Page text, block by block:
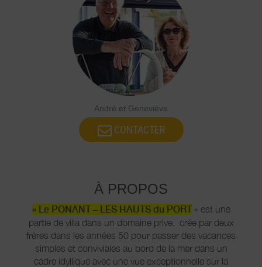
André et Geneviéve
CONTACTER
À PROPOS
« Le PONANT – LES HAUTS du PORT» est une
partie de villa dans un domaine prive, crée par deux
frères dans les années 50 pour passer des vacances
simples et conviviales au bord de la mer dans un
cadre idyllique avec une vue exceptionnelle sur la